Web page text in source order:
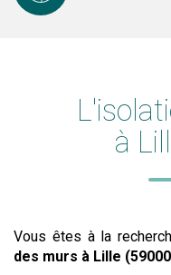
L'
à
Vous êtes à la
des murs à Lille